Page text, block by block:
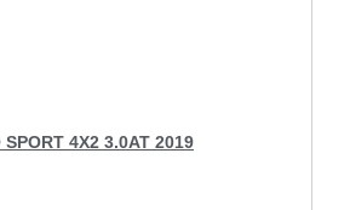
4X2 3.0AT 2019